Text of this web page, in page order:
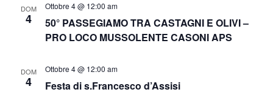
DOM
4
50° PASSEGIAMO TRA CASTAGNI E OLIVI –
PRO LOCO MUSSOLENTE CASONI APS
Ottobre 4 @ 12:00 am
DOM
4 Festa di s.Francesco d’Assisi
Ottobre 4 @ 12:00 am